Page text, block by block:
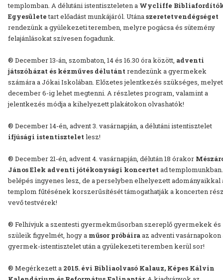
templomban. A délutáni istentiszteleten a Wycliffe
Egyesületetart előadást munkájáról. Utánaszeretetvendégséget
rendezünk a gyülekezeti teremben, melyre pogácsa és sütemény
felajánlásokat szívesen fogadunk.
® December 13-án, szombaton, 14 és 16.30 óra között, adventi
játszóházat és kézműves délutánt rendezünk a gyermekek
számára a Jókai Iskolában. Előzetes jelentkezés szükséges, melyet
december 6-ig lehet megtenni. A részletes program, valamint a
jelentkezés módja a kihelyezett plakátokon olvashatók!
® December 14-én, advent 3. vasárnapján, a délutáni istentisztelet
ifjúsági istentisztelet lesz!
® December 21-én, advent 4. vasárnapján, délután 18 órakor
János Elek adventi jótékonysági koncertet ad
belépés ingyenes lesz, de a perselyben elhelyezett adományaikkal
templom fűtésének korszerűsítését támogathatják a koncerten
vevő testvérek!
® Felhívjuk a szentesti gyermekműsorban szereplő gyermekek és
szüleik figyelmét, hogy a műsor próbáiraaz adventi vasárnapokon
gyermek-istentisztelet után a gyülekezeti teremben kerül sor!
® Megérkezett a 2015. évi Bibliaolvasó Kalauz, Képes Kálvin